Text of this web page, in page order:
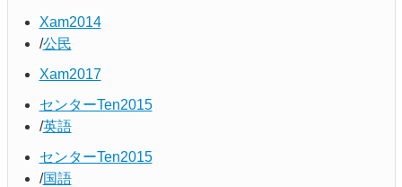
Xam2014
公民
Xam2017
センターTen2015
英語
センターTen2015
国語